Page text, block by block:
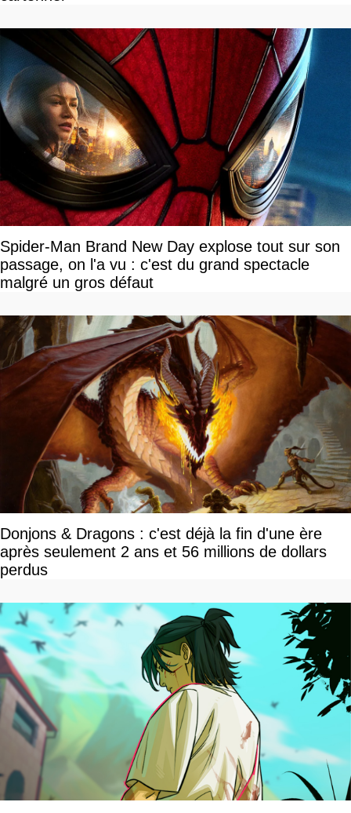
Spider-Man Brand New Day explose tout sur son
passage, on l'a vu : c'est du grand spectacle
malgré un gros défaut
Donjons & Dragons : c'est déjà la fin d'une ère
après seulement 2 ans et 56 millions de dollars
perdus